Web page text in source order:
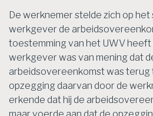
De werknemer stelde zich op
werkgever de
toestemming van het UWV heeft
werkgever was van mening dat
arbeidsovereenkomst was terug
opzegging daarvan door de
erkende dat hij de